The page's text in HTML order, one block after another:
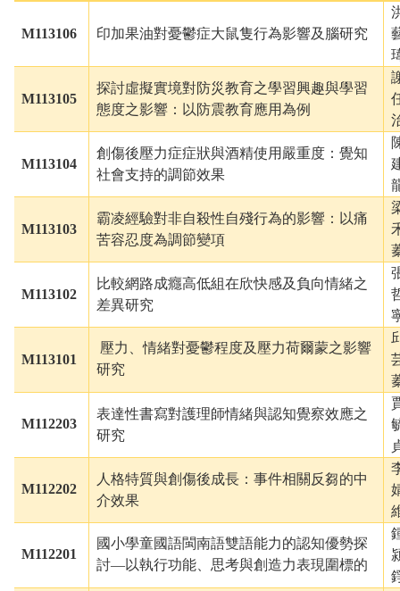
M113106 印加果油對憂鬱症大鼠隻行為影響及腦研究
M113105
探討虛擬實境對防災教育之學習興趣與學習
態度之影響：以防震教育應用為例
M113104
創傷後壓力症症狀與酒精使用嚴重度：覺知
社會支持的調節效果
M113103
霸凌經驗對非自殺性自殘行為的影響：以痛
苦容忍度為調節變項
M113102
比較網路成癮高低組在欣快感及負向情緒之
差異研究
M113101
壓力、情緒對憂鬱程度及壓力荷爾蒙之影響
研究
M112203
表達性書寫對護理師情緒與認知覺察效應之
研究
M112202
人格特質與創傷後成長：事件相關反芻的中
介效果
M112201
國小學童國語閩南語雙語能力的認知優勢探
討—以執行功能、思考與創造力表現圍標的